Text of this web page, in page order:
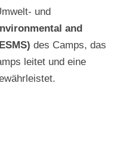
und
and
des Camps, das
leitet und eine